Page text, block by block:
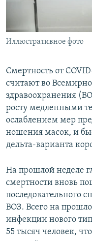
Иллюстративное фото
Смертность от
считают во
здравоохранения
росту медленными
ослаблением мер
ношения масок, и
дельта-варианта
На прошлой неделе
смертности вновь
последовательного
ВОЗ. Всего на
инфекции нового
55 тысяч человек,